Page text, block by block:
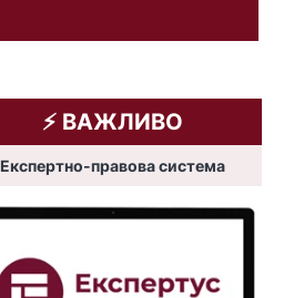
⚡️ ВАЖЛИВО
Експертно-правова система